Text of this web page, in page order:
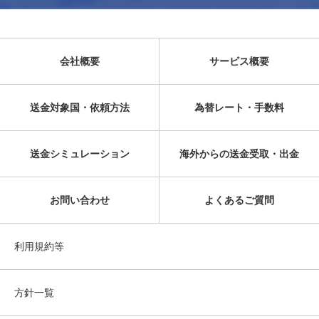
会社概要 サービス概要
送金対象国・依頼方法 為替レート・手数料
送金シミュレーション 海外からの送金受取・出金
お問い合わせ よくあるご質問
利用規約等
方針一覧